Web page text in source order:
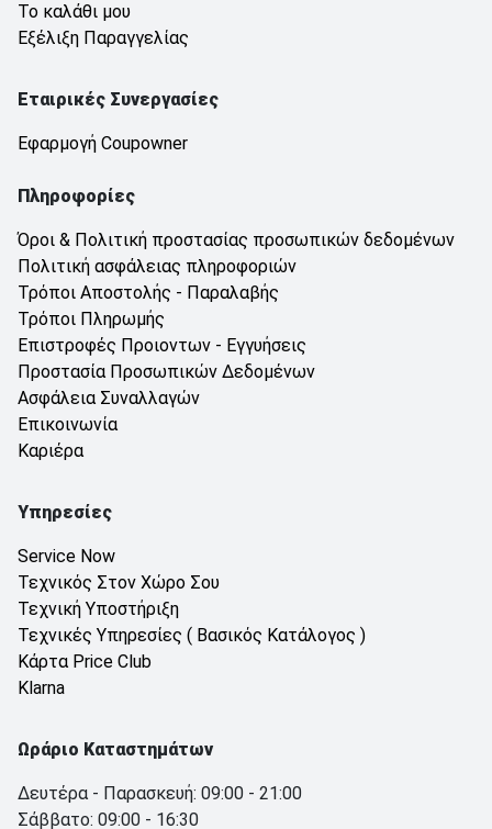
Το καλάθι μου
Εξέλιξη Παραγγελίας
Εταιρικές Συνεργασίες
Εφαρμογή Coupowner
Πληροφορίες
Όροι & Πολιτική προστασίας προσωπικών δεδομένων
Πολιτική ασφάλειας πληροφοριών
Τρόποι Αποστολής - Παραλαβής
Τρόποι Πληρωμής
Επιστροφές Προιοντων - Εγγυήσεις
Προστασία Προσωπικών Δεδομένων
Ασφάλεια Συναλλαγών
Επικοινωνία
Καριέρα
Υπηρεσίες
Service Now
Τεχνικός Στον Χώρο Σου
Τεχνική Υποστήριξη
Τεχνικές Υπηρεσίες ( Βασικός Κατάλογος )
Κάρτα Price Club
Klarna
Ωράριο Καταστημάτων
Δευτέρα - Παρασκευή: 09:00 - 21:00
Σάββατο: 09:00 - 16:30